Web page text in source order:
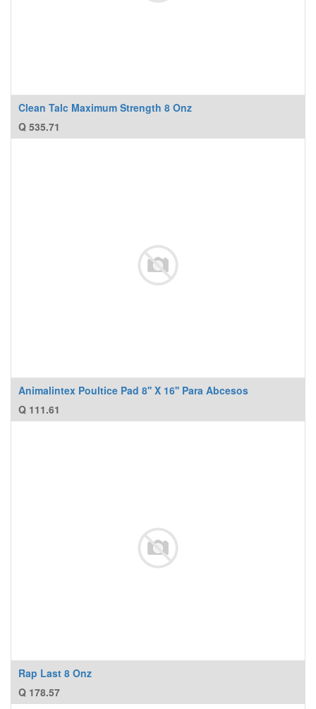
Clean Talc Maximum Strength 8 Onz
Q 535.71
Animalintex Poultice Pad 8'' X 16'' Para Abcesos
Q 111.61
Rap Last 8 Onz
Q 178.57